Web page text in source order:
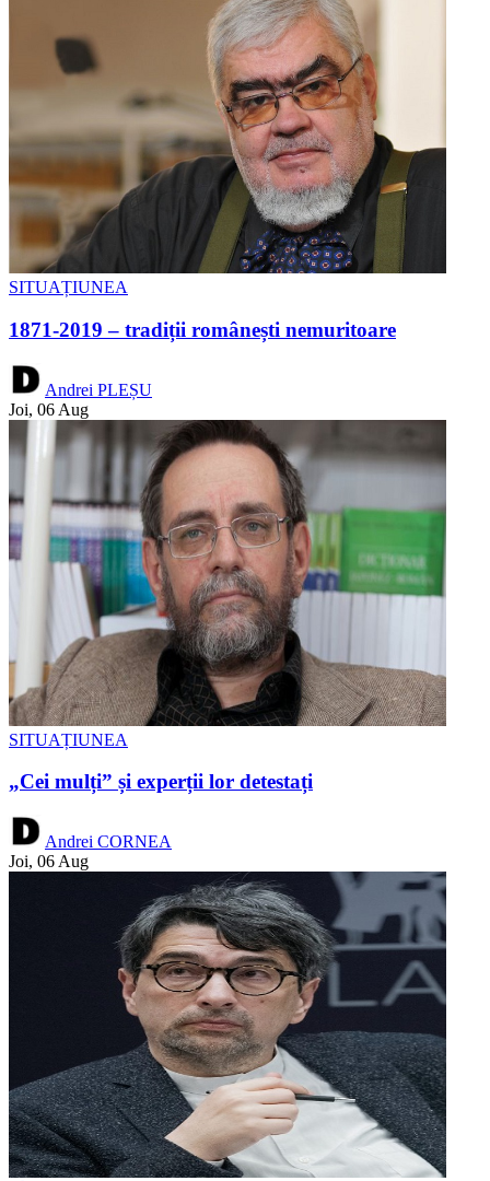
SITUAȚIUNEA
1871-2019 – tradiții românești nemuritoare
Andrei PLEȘU
Joi, 06 Aug
SITUAȚIUNEA
„Cei mulți” și experții lor detestați
Andrei CORNEA
Joi, 06 Aug